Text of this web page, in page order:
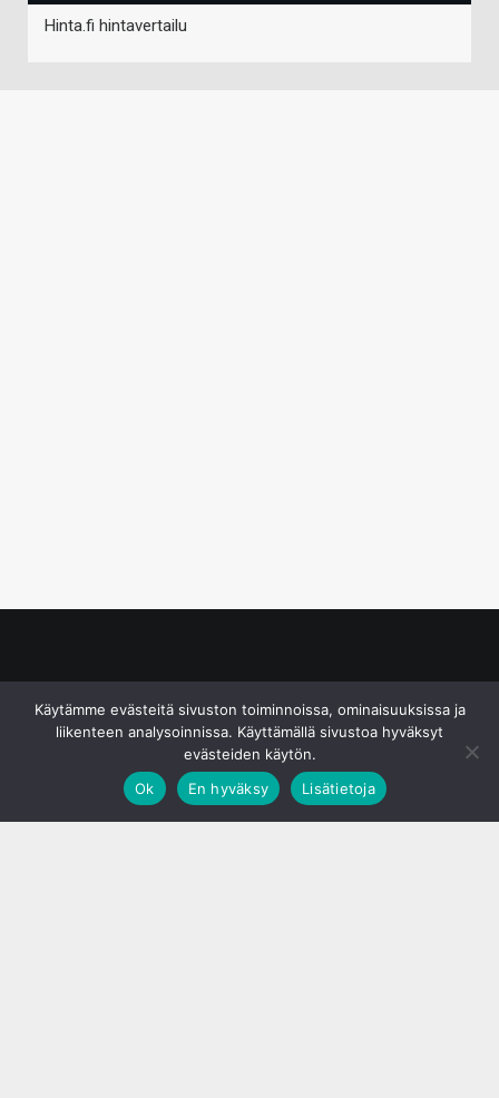
Hinta.fi hintavertailu
Käytämme evästeitä sivuston toiminnoissa, ominaisuuksissa ja
liikenteen analysoinnissa. Käyttämällä sivustoa hyväksyt
evästeiden käytön.
Ok
En hyväksy Lisätietoja